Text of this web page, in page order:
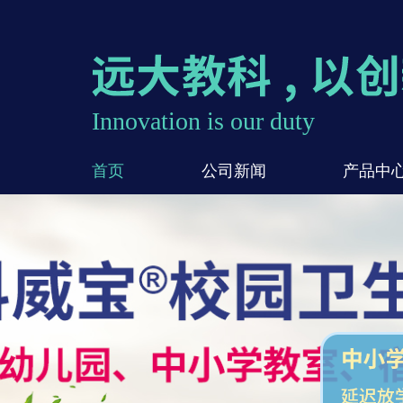
Innovation is our duty
首页 公司新闻 产品中